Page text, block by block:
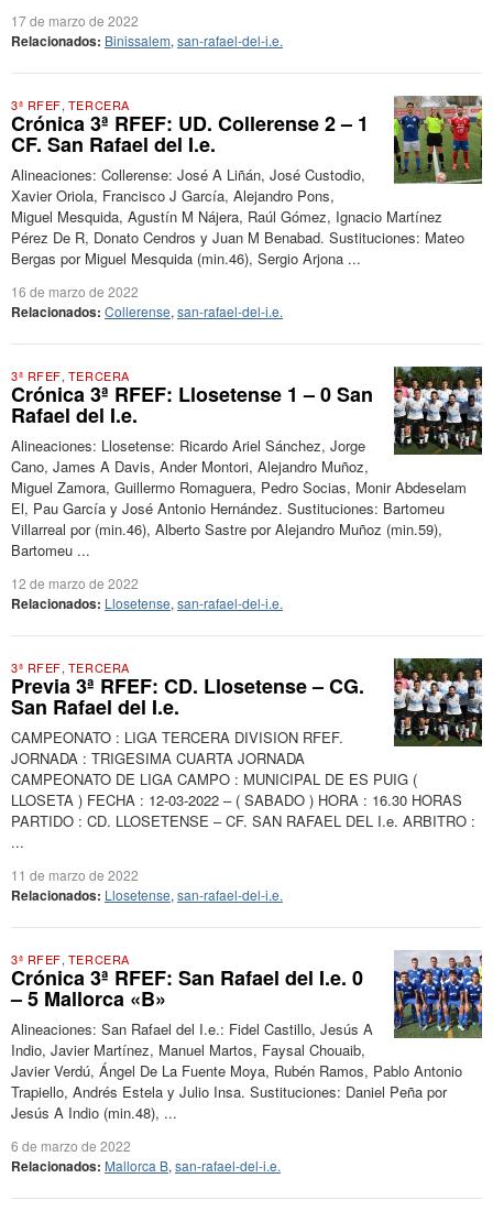
17 de marzo de 2022
Relacionados: Binissalem, san-rafael-del-i.e.
3ª RFEF, TERCERA
Crónica 3ª RFEF: UD. Collerense 2 – 1
CF. San Rafael del I.e.
Alineaciones: Collerense: José A Liñán, José Custodio,
Xavier Oriola, Francisco J García, Alejandro Pons,
Miguel Mesquida, Agustín M Nájera, Raúl Gómez, Ignacio Martínez
Pérez De R, Donato Cendros y Juan M Benabad. Sustituciones: Mateo
Bergas por Miguel Mesquida (min.46), Sergio Arjona ...
16 de marzo de 2022
Relacionados: Collerense, san-rafael-del-i.e.
3ª RFEF, TERCERA
Crónica 3ª RFEF: Llosetense 1 – 0 San
Rafael del I.e.
Alineaciones: Llosetense: Ricardo Ariel Sánchez, Jorge
Cano, James A Davis, Ander Montori, Alejandro Muñoz,
Miguel Zamora, Guillermo Romaguera, Pedro Socias, Monir Abdeselam
El, Pau García y José Antonio Hernández. Sustituciones: Bartomeu
Villarreal por (min.46), Alberto Sastre por Alejandro Muñoz (min.59),
Bartomeu ...
12 de marzo de 2022
Relacionados: Llosetense, san-rafael-del-i.e.
3ª RFEF, TERCERA
Previa 3ª RFEF: CD. Llosetense – CG.
San Rafael del I.e.
CAMPEONATO : LIGA TERCERA DIVISION RFEF.
JORNADA : TRIGESIMA CUARTA JORNADA
CAMPEONATO DE LIGA CAMPO : MUNICIPAL DE ES PUIG (
LLOSETA ) FECHA : 12-03-2022 – ( SABADO ) HORA : 16.30 HORAS
PARTIDO : CD. LLOSETENSE – CF. SAN RAFAEL DEL I.e. ARBITRO :
...
11 de marzo de 2022
Relacionados: Llosetense, san-rafael-del-i.e.
3ª RFEF, TERCERA
Crónica 3ª RFEF: San Rafael del I.e. 0
– 5 Mallorca «B»
Alineaciones: San Rafael del I.e.: Fidel Castillo, Jesús A
Indio, Javier Martínez, Manuel Martos, Faysal Chouaib,
Javier Verdú, Ángel De La Fuente Moya, Rubén Ramos, Pablo Antonio
Trapiello, Andrés Estela y Julio Insa. Sustituciones: Daniel Peña por
Jesús A Indio (min.48), ...
6 de marzo de 2022
Relacionados: Mallorca B, san-rafael-del-i.e.